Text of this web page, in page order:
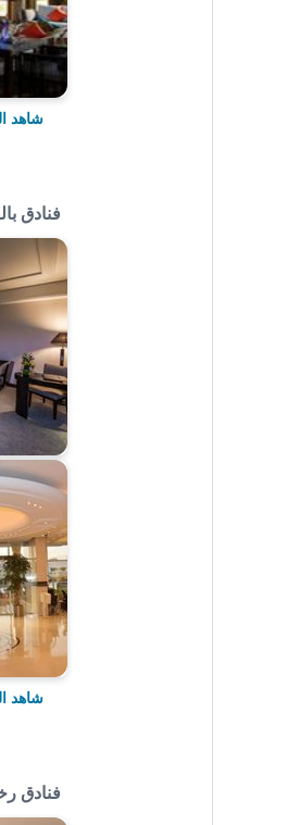
شاهد
فنادق
شاهد
فنادق